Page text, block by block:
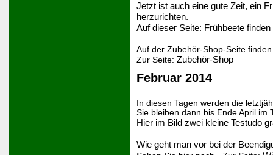
Jetzt ist auch eine gute Zeit, ein
herzurichten.
Auf dieser Seite: Frühbeete
Auf der Zubehör-Shop-Seite
Zur Seite: Zubehör-Shop
Februar 2014
In diesen Tagen werden die
Sie bleiben dann bis Ende April im
Hier im Bild zwei kleine Testudo
Wie geht man vor bei der